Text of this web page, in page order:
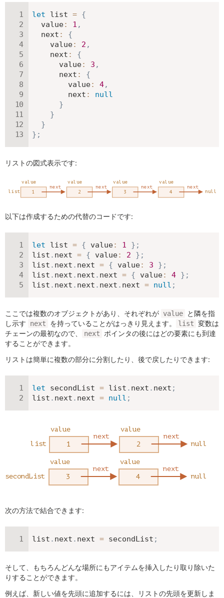
let list = {
value: 1 ,
next :
{
value: 2 ,
next :
{
value: 3 ,
next :
{
value: 4,
next :
null
}
}
}
} ;
リストの図式表示です:
以下は作成するための代替のコードです:
let list = { value: 1 } ;
list . next = { value: 2 } ;
list . next . next = { value: 3 } ;
list . next . next . next = { value: 4 } ;
list . next . next . next . next = null ;
ここでは複数のオブジェクトがあり、それぞれが value
と隣を指
し示す
next を持っていることがはっきり見えます。 list 変数は
チェーンの最初なので、
next
ポインタの後にはどの要素にも到達
することができます。
リストは簡単に複数の部分に分割したり、後で戻したりできます:
let secondList = list . next . next ;
list . next . next = null ;
次の方法で結合できます:
list . next . next = secondList ;
そして、もちろんどんな場所にもアイテムを挿入したり取り除いた
りすることができます。
例えば、新しい値を先頭に追加するには、リストの先頭を更新しま